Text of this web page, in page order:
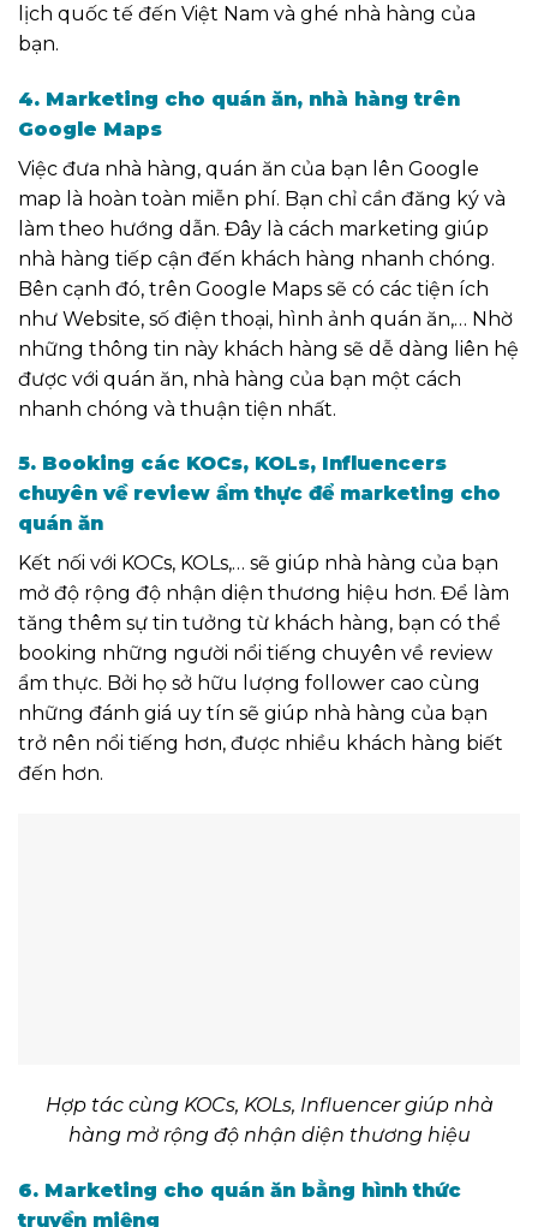
lịch quốc tế đến Việt Nam và ghé nhà hàng của
bạn.
4. Marketing cho quán ăn, nhà hàng trên
Google Maps
Việc đưa nhà hàng, quán ăn của bạn lên Google
map là hoàn toàn miễn phí. Bạn chỉ cần đăng ký và
làm theo hướng dẫn. Đây là cách marketing giúp
nhà hàng tiếp cận đến khách hàng nhanh chóng.
Bên cạnh đó, trên Google Maps sẽ có các tiện ích
như Website, số điện thoại, hình ảnh quán ăn,… Nhờ
những thông tin này khách hàng sẽ dễ dàng liên hệ
được với quán ăn, nhà hàng của bạn một cách
nhanh chóng và thuận tiện nhất.
5. Booking các KOCs, KOLs, Influencers
chuyên về review ẩm thực để marketing cho
quán ăn
Kết nối với KOCs, KOLs,… sẽ giúp nhà hàng của bạn
mở độ rộng độ nhận diện thương hiệu hơn. Để làm
tăng thêm sự tin tưởng từ khách hàng, bạn có thể
booking những người nổi tiếng chuyên về review
ẩm thực. Bởi họ sở hữu lượng follower cao cùng
những đánh giá uy tín sẽ giúp nhà hàng của bạn
trở nên nổi tiếng hơn, được nhiều khách hàng biết
đến hơn.
Hợp tác cùng KOCs, KOLs, Influencergiúp nhà
hàng mở rộng độ nhận diện thương hiệu
6. Marketing cho quán ăn bằng hình thức
truyền miệng